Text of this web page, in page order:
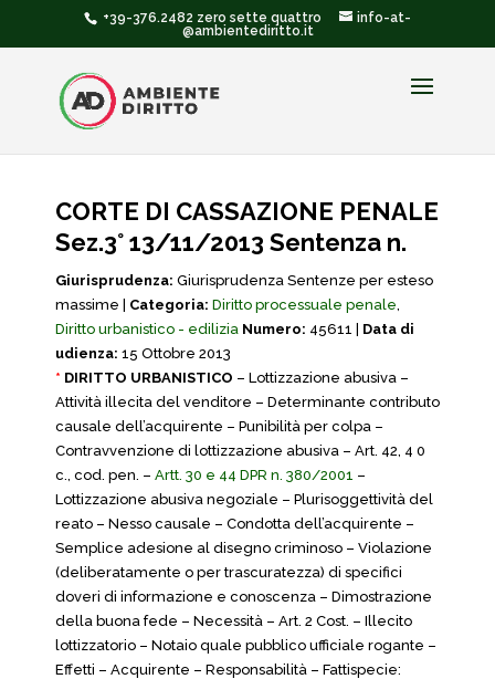
+39-376.2482 zero sette quattro
info-at-
@ambientediritto.it
CORTE DI CASSAZIONE PENALE
Sez.3° 13/11/2013 Sentenza n.
Giurisprudenza: Giurisprudenza Sentenze per esteso
massime | Categoria: Diritto processuale penale,
Diritto urbanistico - edilizia Numero: 45611 | Data di
udienza: 15 Ottobre 2013
* DIRITTO URBANISTICO – Lottizzazione abusiva –
Attività illecita del venditore – Determinante contributo
causale dell’acquirente – Punibilità per colpa –
Contravvenzione di lottizzazione abusiva – Art. 42, 4 0
c., cod. pen. – Artt. 30 e 44 DPR n. 380/2001 –
Lottizzazione abusiva negoziale – Plurisoggettività del
reato – Nesso causale – Condotta dell’acquirente –
Semplice adesione al disegno criminoso – Violazione
(deliberatamente o per trascuratezza) di specifici
doveri di informazione e conoscenza – Dimostrazione
della buona fede – Necessità – Art. 2 Cost. – Illecito
lottizzatorio – Notaio quale pubblico ufficiale rogante –
Effetti – Acquirente – Responsabilità – Fattispecie: